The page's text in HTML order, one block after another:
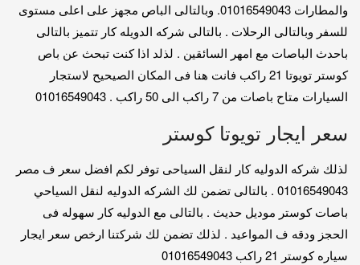
والمطارات 01016549043. وبالتالى الباص مجهز على اعلى مستوى
للسفر وبالتالى الرحلات . بالتالى شركه الدويله كار تتميز بالتالى
باحدث الباصات مع امهر السائقين . لذلد اذا كنت تبحث عن باص
كوستر تويوتا 21 راكب فانت هنا فى المكان الصيحيح لاستجار
السيارات متاح باصات من 7 راكب الى 50 راكب . 01016549043
سعر ايجار تويوتا كوستر
لذلك شركه الدوليه كار لنقل السياحى توفر لكم افضل سعر ف مصر
01016549043 . بالتالى تضمن لك الشركه الدوليه لنقل السياحي
باصات كوستر موديل حديث . بالتالى مع الدوليه كار سهوله فى
الحجز ودقه ف المواعيد . لذلك تضمن لك شركتنا ارخص سعر ايجار
سياره كوستر 21 راكب 01016549043